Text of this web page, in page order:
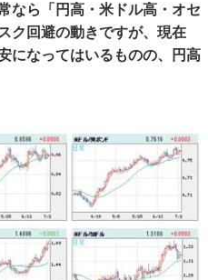
なら「円高・米ドル高・オセ
ク回避の動きですが、現在
になってはいるものの、円高